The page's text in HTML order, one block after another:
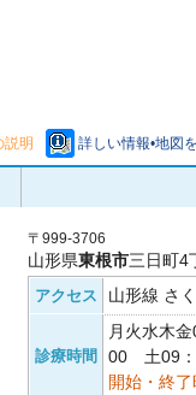
説明 詳しい情報•地図
〒999-3706
山形県東根市三日町4
アクセス 山形線 さ
診療時間
月火水木
00 土09
開始・終